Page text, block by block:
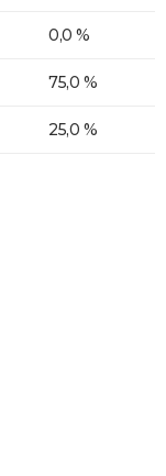
0,0 %
75,0 %
25,0 %